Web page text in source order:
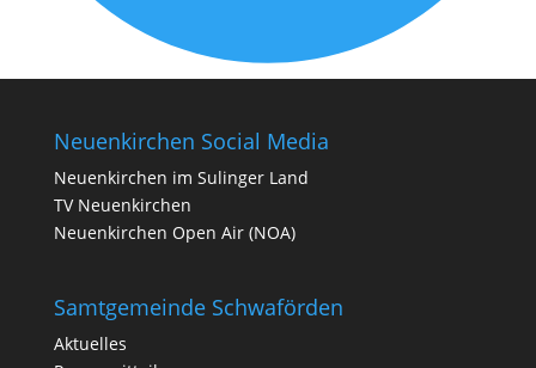
Neuenkirchen Social Media
Neuenkirchen im Sulinger Land
TV Neuenkirchen
Neuenkirchen Open Air (NOA)
Samtgemeinde Schwaförden
Aktuelles